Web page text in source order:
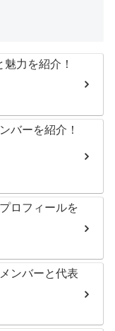
力を紹介！
バーを紹介！
ロフィールを
ンバーと代表